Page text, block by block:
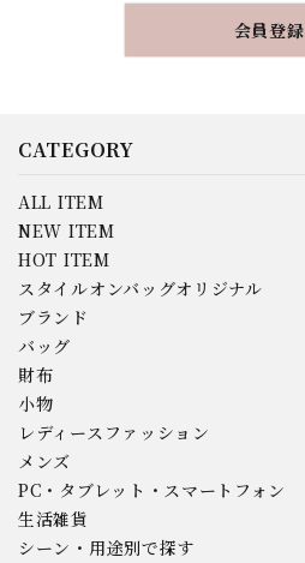
会員登録
CATEGORY
ALL ITEM
NEW ITEM
HOT ITEM
スタイルオンバッグオリジナル
ブランド
バッグ
財布
小物
レディースファッション
メンズ
PC・タブレット・スマートフォン
生活雑貨
シーン・用途別で探す